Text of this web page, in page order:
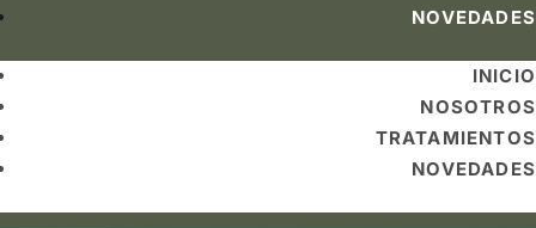
NOVEDADES
INICIO
NOSOTROS
TRATAMIENTOS
NOVEDADES